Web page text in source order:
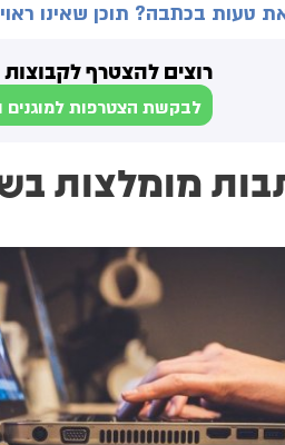
טעות בכתבה? תוכן שאינו
רוצים להצטרף
לבקשת הצטרפות למוגנים
מומלצות